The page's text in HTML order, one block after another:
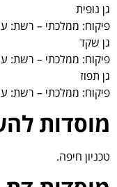
גן נופית
פיקוח: ממלכתי – רשת:
גן שקד
פיקוח: ממלכתי – רשת:
גן תפוז
פיקוח: ממלכתי – רשת:
מוסדות
טכניון חיפה.